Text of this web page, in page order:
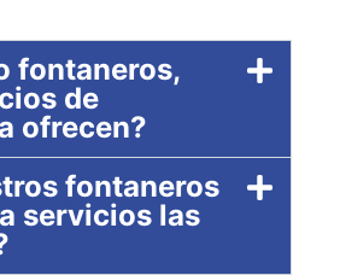
fontaneros,
de
ofrecen?
fontaneros
servicios las